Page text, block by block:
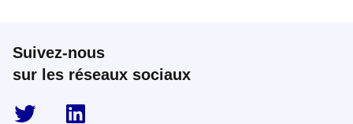
Suivez-nous
sur les réseaux sociaux
twitter